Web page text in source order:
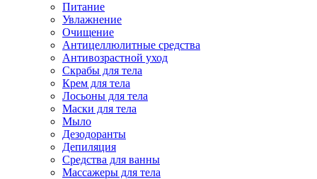
Питание
Увлажнение
Очищение
Антицеллюлитные средства
Антивозрастной уход
Скрабы для тела
Крем для тела
Лосьоны для тела
Маски для тела
Мыло
Дезодоранты
Депиляция
Средства для ванны
Массажеры для тела